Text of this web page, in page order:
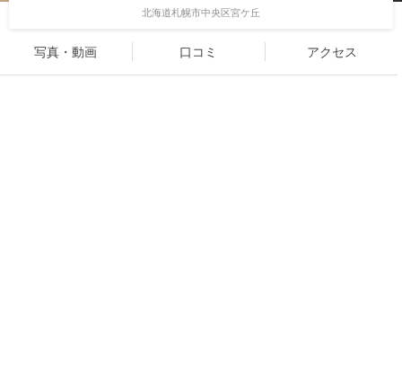
北海道札幌市中央区宮ケ丘
写真・動画 口コミ アクセス